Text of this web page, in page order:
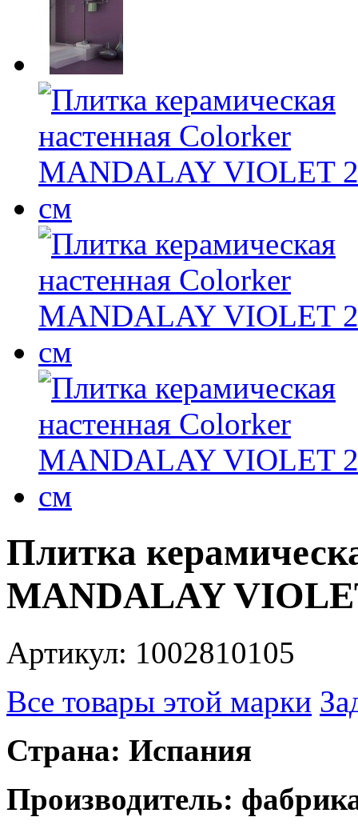
Плитка
MANDALAY
Артикул: 1002810105
Все товары этой марки
Страна: Испания
Производитель: